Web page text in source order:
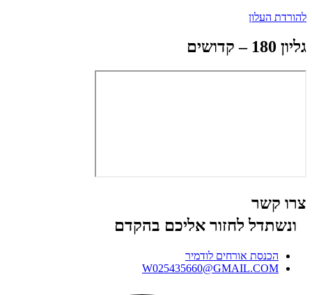
להורדת העלון
גליון 180 – קדושים
צרו קשר
ונשתדל לחזור אליכם בהקדם
הכנסת אורחים לודמיר
W025435660@GMAIL.COM